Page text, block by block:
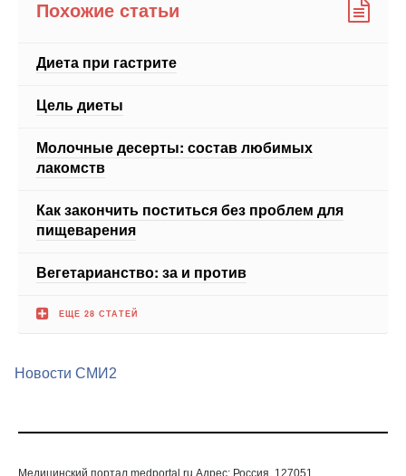
Диета при гастрите
лакомств
Как закончить поститься без проблем для
пищеварения
Вегетарианство: за и против
Новости СМИ2
Москва, Лихов переулок дом 3, стр.2, помещение 2